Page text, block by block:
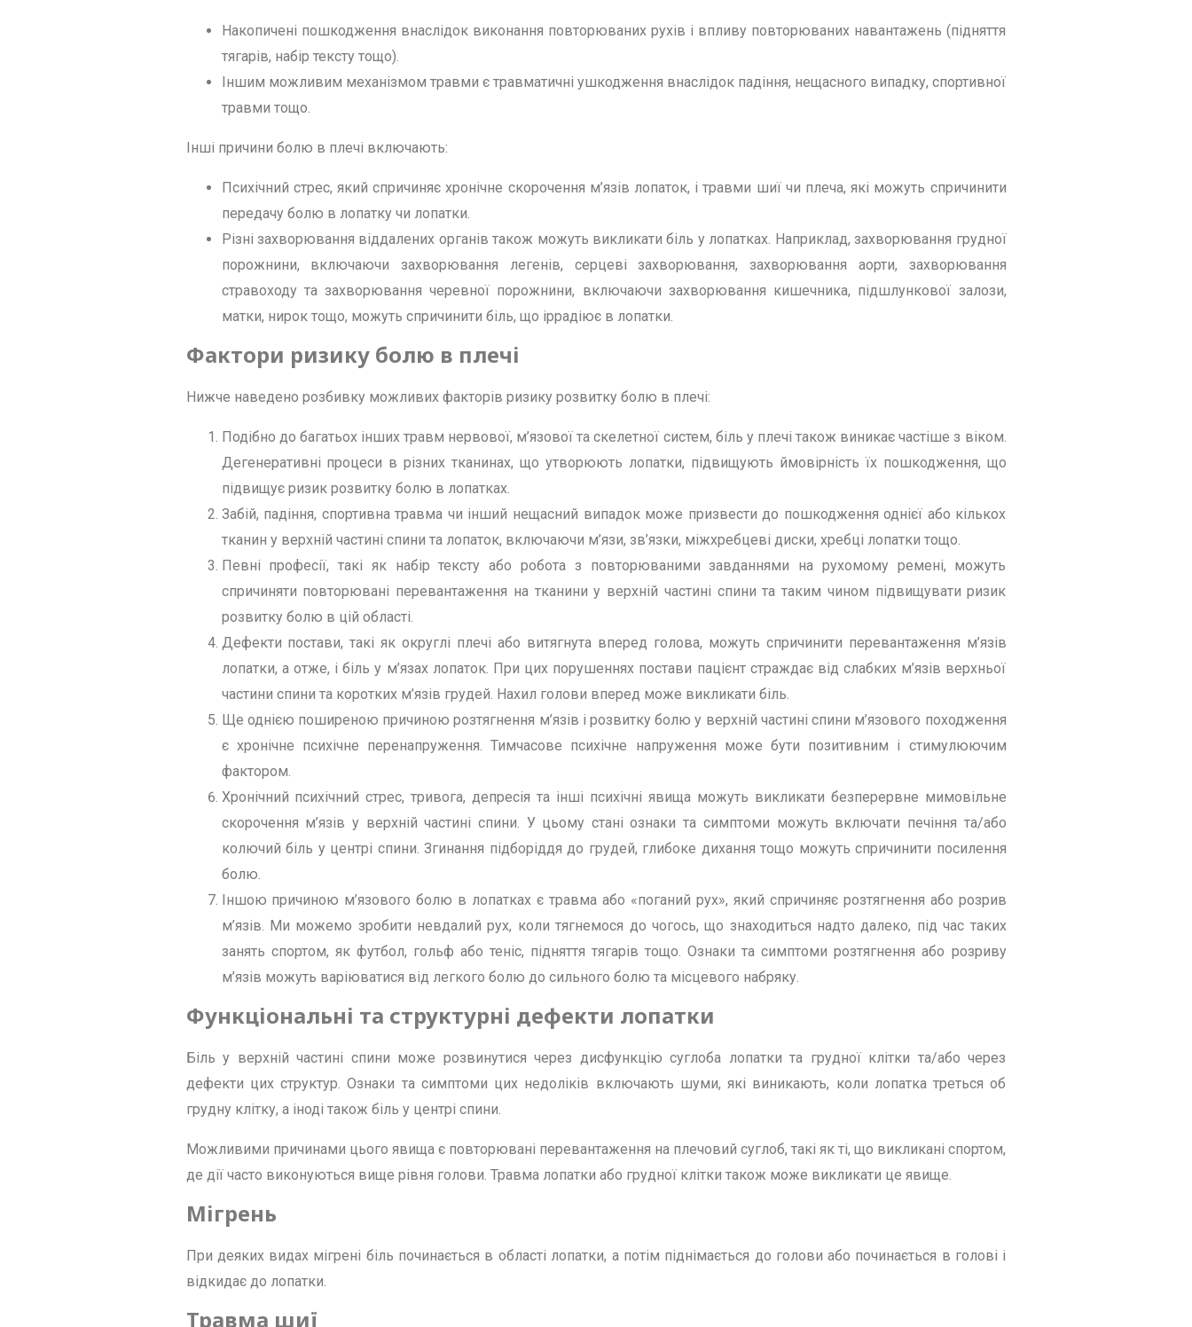
Накопичені пошкодження внаслідок виконання повторюваних рухів і впливу повторюваних навантажень (підняття
тягарів, набір тексту тощо).
Іншим можливим механізмом травми є травматичні ушкодження внаслідок падіння, нещасного випадку, спортивної
травми тощо.
Інші причини болю в плечі включають:
Психічний стрес, який спричиняє хронічне скорочення м’язів лопаток, і травми шиї чи плеча, які можуть спричинити
передачу болю в лопатку чи лопатки.
Різні захворювання віддалених органів також можуть викликати біль у лопатках. Наприклад, захворювання грудної
порожнини, включаючи захворювання легенів, серцеві захворювання, захворювання аорти, захворювання
стравоходу та захворювання черевної порожнини, включаючи захворювання кишечника, підшлункової залози,
матки, нирок тощо, можуть спричинити біль, що іррадіює в лопатки.
Фактори ризику болю в плечі
Нижче наведено розбивку можливих факторів ризику розвитку болю в плечі:
Подібно до багатьох інших травм нервової, м’язової та скелетної систем, біль у плечі також виникає частіше з віком.
Дегенеративні процеси в різних тканинах, що утворюють лопатки, підвищують ймовірність їх пошкодження, що
підвищує ризик розвитку болю в лопатках.
Забій, падіння, спортивна травма чи інший нещасний випадок може призвести до пошкодження однієї або кількох
тканин у верхній частині спини та лопаток, включаючи м’язи, зв’язки, міжхребцеві диски, хребці лопатки тощо.
Певні професії, такі як набір тексту або робота з повторюваними завданнями на рухомому ремені, можуть
спричиняти повторювані перевантаження на тканини у верхній частині спини та таким чином підвищувати ризик
розвитку болю в цій області.
Дефекти постави, такі як округлі плечі або витягнута вперед голова, можуть спричинити перевантаження м’язів
лопатки, а отже, і біль у м’язах лопаток. При цих порушеннях постави пацієнт страждає від слабких м’язів верхньої
частини спини та коротких м’язів грудей. Нахил голови вперед може викликати біль.
Ще однією поширеною причиною розтягнення м’язів і розвитку болю у верхній частині спини м’язового походження
є хронічне психічне перенапруження. Тимчасове психічне напруження може бути позитивним і стимулюючим
фактором.
Хронічний психічний стрес, тривога, депресія та інші психічні явища можуть викликати безперервне мимовільне
скорочення м’язів у верхній частині спини. У цьому стані ознаки та симптоми можуть включати печіння та/або
колючий біль у центрі спини. Згинання підборіддя до грудей, глибоке дихання тощо можуть спричинити посилення
болю.
Іншою причиною м’язового болю в лопатках є травма або «поганий рух», який спричиняє розтягнення або розрив
м’язів. Ми можемо зробити невдалий рух, коли тягнемося до чогось, що знаходиться надто далеко, під час таких
занять спортом, як футбол, гольф або теніс, підняття тягарів тощо. Ознаки та симптоми розтягнення або розриву
м’язів можуть варіюватися від легкого болю до сильного болю та місцевого набряку.
Функціональні та структурні дефекти лопатки
Біль у верхній частині спини може розвинутися через дисфункцію суглоба лопатки та грудної клітки та/або через
дефекти цих структур. Ознаки та симптоми цих недоліків включають шуми, які виникають, коли лопатка треться об
грудну клітку, а іноді також біль у центрі спини.
Можливими причинами цього явища є повторювані перевантаження на плечовий суглоб, такі як ті, що викликані спортом,
де дії часто виконуються вище рівня голови. Травма лопатки або грудної клітки також може викликати це явище.
Мігрень
При деяких видах мігрені біль починається в області лопатки, а потім піднімається до голови або починається в голові і
відкидає до лопатки.
Травма шиї